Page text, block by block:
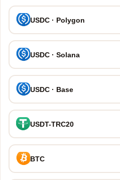
USDC · Polygon
USDC · Solana
USDC · Base
USDT-TRC20
BTC